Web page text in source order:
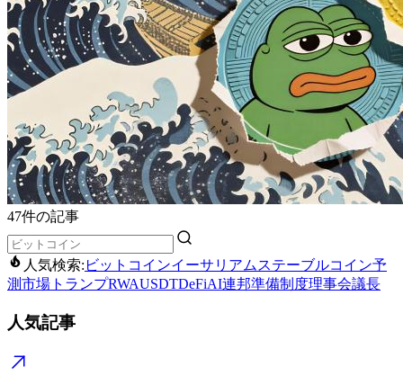
47件の記事
人気検索: ビットコインイーサリアム ステーブルコイン予
測市場 トランプRWAUSDTDeFiAI連邦準備制度理事会議長
人気記事